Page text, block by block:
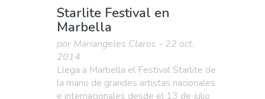
Starlite Festival en
Marbella
por Mariangeles Claros - 22 oct.
2014
Llega a Marbella el Festival Starlite de
la mano de grandes artistas nacionales
e internacionales desde el 13 de julio